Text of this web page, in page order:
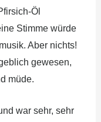
Öl
Stimme würde
Aber nichts!
gewesen,
müde.
war sehr, sehr